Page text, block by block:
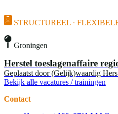
STRUCTUREEL ·
Groningen
Herstel toeslagenaffaire
Geplaatst door (Gelijk)waardig
Bekijk alle vacatures / trainingen
Contact